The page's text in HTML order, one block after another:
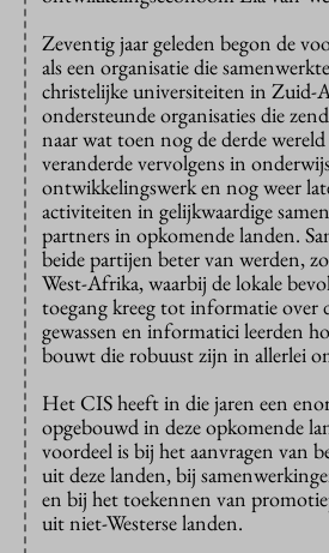
Zeventig jaar geleden begon de
als een organisatie die
christelijke universiteiten in Zuid-
ondersteunde organisaties die
naar wat toen nog de derde
veranderde vervolgens in
ontwikkelingswerk en nog weer
activiteiten in gelijkwaardige
partners in opkomende landen.
beide partijen beter van werden,
West-Afrika, waarbij de lokale
toegang kreeg tot informatie over
gewassen en informatici leerden
bouwt die robuust zijn in allerlei
Het CIS heeft in die jaren een
opgebouwd in deze opkomende
voordeel is bij het aanvragen van
uit deze landen, bij
en bij het toekennen van
uit niet-Westerse landen.